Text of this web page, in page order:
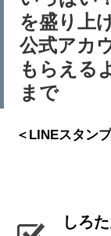
を盛り上
公式アカ
もらえる
まで
＜LINEスタン
しろ